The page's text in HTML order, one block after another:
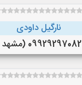
نارگیل داودی
09929297082 (مشهد )